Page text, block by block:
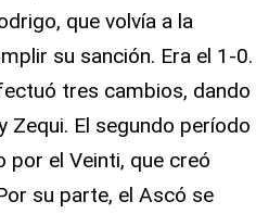
que volvía a la
su sanción. Era el 1-0.
tres cambios, dando
Zequi. El segundo período
por el Veinti, que creó
su parte, el Ascó se